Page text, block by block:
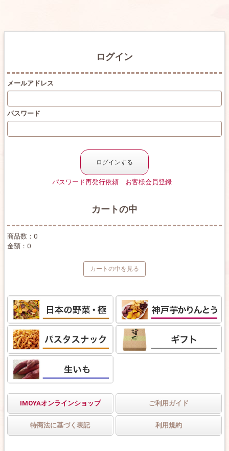
ログイン
メールアドレス
パスワード
パスワード再発行依頼 お客様会員登録
カートの中
商品数：0
金額：0
カートの中を見る
IMOYAオンラインショップ ご利用ガイド
特商法に基づく表記 利用規約